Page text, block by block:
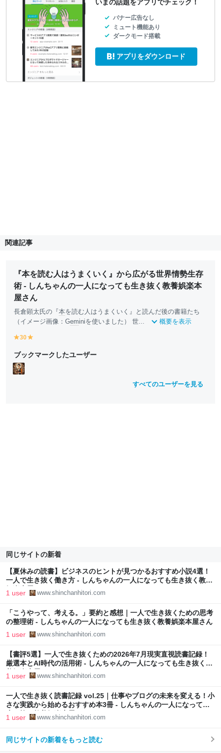
いまの話題をアプリでチェック！
バナー広告なし
ミュート機能あり
ダークモード搭載
アプリをダウンロード
関連記事
『本を読む人はうまくいく』から広がる世界情勢生存
術 - しんちゃんの一人になっても生き抜く教養娯楽本
屋さん
長倉顕太氏の『本を読む人はうまくいく』と読んだ後の書籍たち
（イメージ画像：Geminiを使いました） 世... 概要を表示
y
ll
o
w
30
ll
ブックマークしたユーザー
すべてのユーザーを見る
同じサイトの新着
【夏休みの読書】ビジネスのヒントが見つかるおすすめ小説4選！
一人で生き抜く働き方 - しんちゃんの一人になっても生き抜く教養
娯楽本屋さん
1 user www.shinchanhitori.com
「こうやって、考える。」要約と感想｜一人で生き抜くための思考
の整理術 - しんちゃんの一人になっても生き抜く教養娯楽本屋さん
1 user www.shinchanhitori.com
【書評5選】一人で生き抜くための2026年7月現実直視読書記録！
厳選本とAI時代の活用術 - しんちゃんの一人になっても生き抜く教
養娯楽本屋さん
1 user www.shinchanhitori.com
一人で生き抜く読書記録 vol.25｜仕事やブログの未来を変える！小
さな実践から始めるおすすめ本3冊 - しんちゃんの一人になっても
生き抜く教養娯楽本屋さん
1 user www.shinchanhitori.com
同じサイトの新着をもっと読む